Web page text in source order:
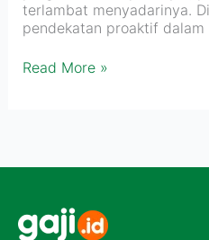
terlambat menyadarinya.
pendekatan proaktif dalam
Read More »